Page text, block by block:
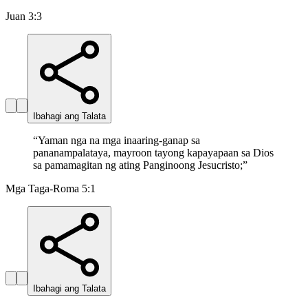
Juan 3:3
Ibahagi ang Talata
“Yaman nga na mga inaaring-ganap sa
pananampalataya, mayroon tayong kapayapaan sa Dios
sa pamamagitan ng ating Panginoong Jesucristo;”
Mga Taga-Roma 5:1
Ibahagi ang Talata